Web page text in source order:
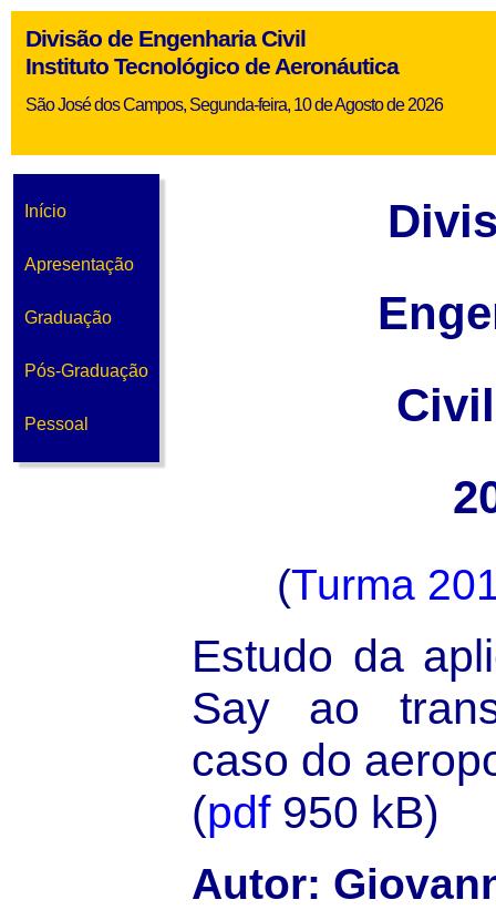
Divisão de Engenharia Civil
Instituto Tecnológico de Aeronáutica
São José dos Campos, Segunda-feira, 10 de Agosto de 2026
Início
Apresentação
Graduação
Pós-Graduação
Pessoal
(Turma
Estudo da
Say ao
caso do
(pdf950 kB)
Autor: